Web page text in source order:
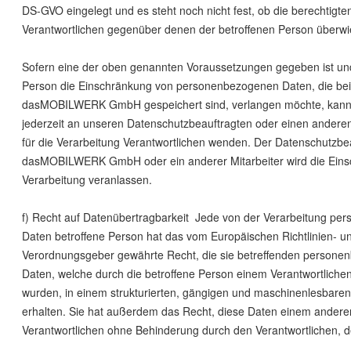
DS-GVO eingelegt und es steht noch nicht fest, ob die
Verantwortlichen gegenüber denen der betroffenen Person
Sofern eine der oben genannten Voraussetzungen gegeben ist
Person die Einschränkung von personenbezogenen Daten, die
dasMOBILWERK GmbH gespeichert sind, verlangen möchte,
jederzeit an unseren Datenschutzbeauftragten oder einen
für die Verarbeitung Verantwortlichen wenden. Der
dasMOBILWERK GmbH oder ein anderer Mitarbeiter wird die
Verarbeitung veranlassen.
f) Recht auf Datenübertragbarkeit Jede von der Verarbeitung
Daten betroffene Person hat das vom Europäischen Richtlinien-
Verordnungsgeber gewährte Recht, die sie betreffenden
Daten, welche durch die betroffene Person einem
wurden, in einem strukturierten, gängigen und
erhalten. Sie hat außerdem das Recht, diese Daten einem
Verantwortlichen ohne Behinderung durch den Verantwortlichen,